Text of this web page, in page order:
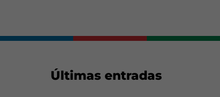
Últimas entradas